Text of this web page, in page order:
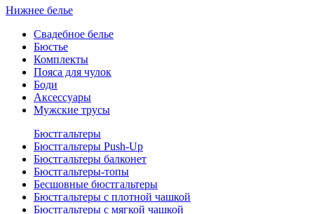
Нижнее белье
Свадебное белье
Бюстье
Комплекты
Пояса для чулок
Боди
Аксессуары
Мужские трусы
Бюстгальтеры
Бюстгальтеры Push-Up
Бюстгальтеры балконет
Бюстгальтеры-топы
Бесшовные бюстгальтеры
Бюстгальтеры с плотной чашкой
Бюстгальтеры с мягкой чашкой